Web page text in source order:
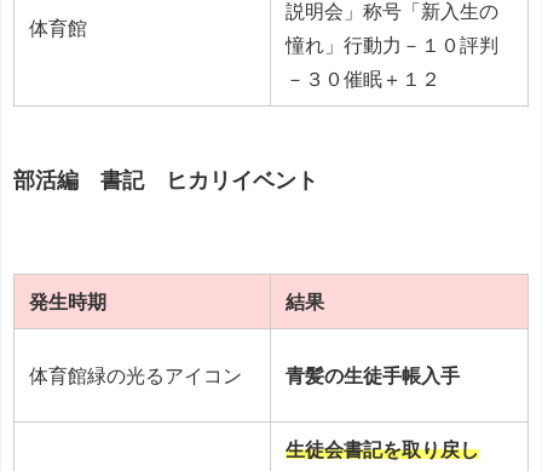
体育館
説明会」称号「新入生の
憧れ」行動力－１０評判
－３０催眠＋１２
部活編 書記 ヒカリイベント
発生時期 結果
体育館緑の光るアイコン 青髪の生徒手帳入手
生徒会書記を取り戻し